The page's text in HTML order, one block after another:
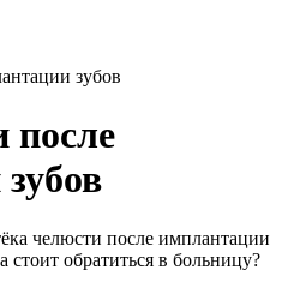
зубов
после
челюсти после имплантации
обратиться в больницу?